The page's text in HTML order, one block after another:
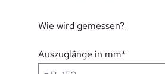
Wie wird gemessen?
Auszuglänge in mm*